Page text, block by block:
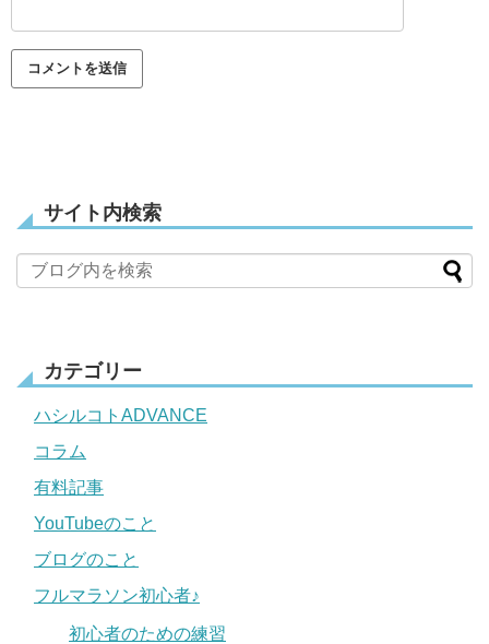
サイト内検索
カテゴリー
ハシルコトADVANCE
コラム
有料記事
YouTubeのこと
ブログのこと
フルマラソン初心者♪
初心者のための練習